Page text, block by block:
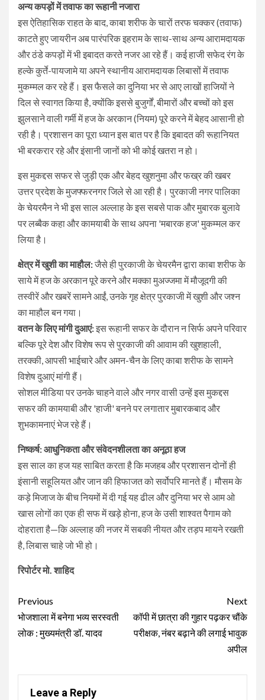
​अन्य कपड़ों में तवाफ का रूहानी नजारा
​इस ऐतिहासिक राहत के बाद, काबा शरीफ के चारों तरफ चक्कर (तवाफ)
काटते हुए जायरीन अब पारंपरिक इहराम के साथ-साथ अन्य आरामदायक
और ठंडे कपड़ों में भी इबादत करते नजर आ रहे हैं। कई हाजी सफेद रंग के
हल्के कुर्ते-पायजामे या अपने स्थानीय आरामदायक लिबासों में तवाफ
मुकम्मल कर रहे हैं। इस फैसले का दुनिया भर से आए लाखों हाजियों ने
दिल से स्वागत किया है, क्योंकि इससे बुजुर्गों, बीमारों और बच्चों को इस
झुलसाने वाली गर्मी में हज के अरकान (नियम) पूरे करने में बेहद आसानी हो
रही है। प्रशासन का पूरा ध्यान इस बात पर है कि इबादत की रूहानियत
भी बरकरार रहे और इंसानी जानों को भी कोई खतरा न हो।
​इस मुकद्दस सफर से जुड़ी एक और बेहद खुशनुमा और फख्र की खबर
उत्तर प्रदेश के मुजफ्फरनगर जिले से आ रही है। पुरकाजी नगर पालिका
के चेयरमैन ने भी इस साल अल्लाह के इस सबसे पाक और मुबारक बुलावे
पर लब्बैक कहा और कामयाबी के साथ अपना 'मबारक हज' मुकम्मल कर
लिया है।
​क्षेत्र में खुशी का माहौल:जैसे ही पुरकाजी के चेयरमैन द्वारा काबा शरीफ के
साये में हज के अरकान पूरे करने और मक्का मुअज्जमा में मौजूदगी की
तस्वीरें और खबरें सामने आईं, उनके गृह क्षेत्र पुरकाजी में खुशी और जश्न
का माहौल बन गया।
​वतन के लिए मांगी दुआएं:इस रूहानी सफर के दौरान न सिर्फ अपने परिवार
बल्कि पूरे देश और विशेष रूप से पुरकाजी की आवाम की खुशहाली,
तरक्की, आपसी भाईचारे और अमन-चैन के लिए काबा शरीफ के सामने
विशेष दुआएं मांगी हैं।
​सोशल मीडिया पर उनके चाहने वाले और नगर वासी उन्हें इस मुकद्दस
सफर की कामयाबी और 'हाजी' बनने पर लगातार मुबारकबाद और
शुभकामनाएं भेज रहे हैं।
​निष्कर्ष: आधुनिकता और संवेदनशीलता का अनूठा हज
​इस साल का हज यह साबित करता है कि मजहब और प्रशासन दोनों ही
इंसानी सहूलियत और जान की हिफाजत को सर्वोपरि मानते हैं। मौसम के
कड़े मिजाज के बीच नियमों में दी गई यह ढील और दुनिया भर से आम ओ
खास लोगों का एक ही सफ में खड़े होना, हज के उसी शाश्वत पैगाम को
दोहराता है—कि अल्लाह की नजर में सबकी नीयत और तड़प मायने रखती
है, लिबास चाहे जो भी हो।
रिपोर्टर मो. शाहिद
Continue
Reading
Previous
भोजशाला में बनेगा भव्य सरस्वती
लोक : मुख्यमंत्री डॉ. यादव
Next
कॉपी में छात्रा की गुहार पढ़कर चौंके
परीक्षक, नंबर बढ़ाने की लगाई भावुक
अपील
Leave a Reply